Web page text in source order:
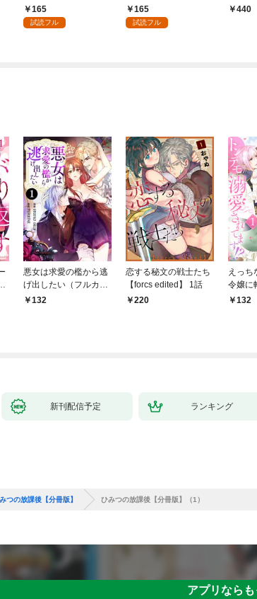
冊版】（1）
165
試読フル
愛噴出（※呪い）を浴
びてイク～(1)
165
試読フル
440
悪女は求愛の檻から逃
げ出したい（フルカラ
ー） 1
132
恋する秘文の戦士たち
【forcs edited】 1話
220
えっち
令嬢に
倫騎士
132
新刊配信予定 ランキング
つの放課後【分冊版】 ひみつの放課後【分冊版】（1）
アプリならも